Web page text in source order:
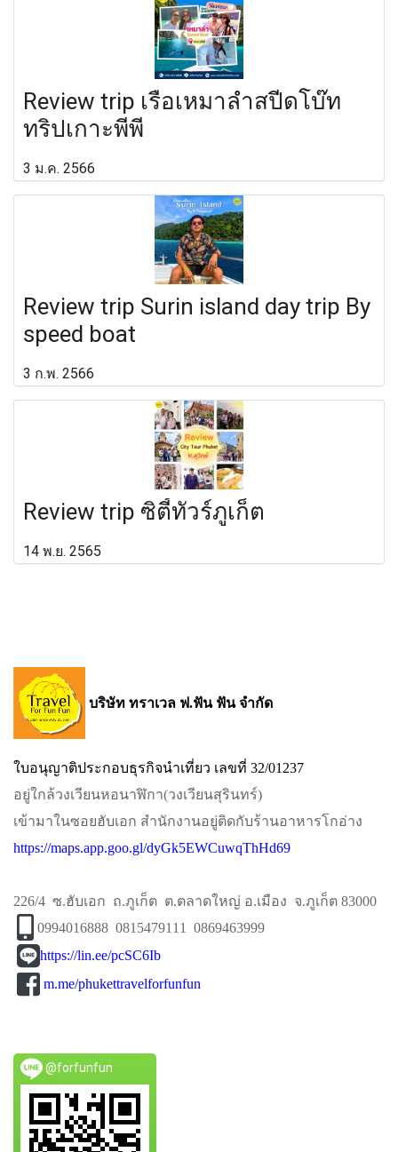
Review trip เรือเหมาลำสปีดโบ๊ท
ทริปเกาะพีพี
3 ม.ค. 2566
Review trip Surin island day trip By
speed boat
3 ก.พ. 2566
Review trip ซิตี้ทัวร์ภูเก็ต
14 พ.ย. 2565
บริษัท ทราเวล ฟ.ฟัน ฟัน จำกัด
ใบอนุญาติประกอบธุรกิจนำเที่ยว เลขที่ 32/01237
อยู่ใกล้วงเวียนหอนาฬิกา​(วงเวียนสุรินทร์)​
เข้ามาในซอยฮับเอก​ สำนักงานอยู่ติดกับร้านอาหารโกอ่าง
https://maps.app.goo.gl/dyGk5EWCuwqThHd69
226/4 ซ.ฮับเอก ถ.ภูเก็ต ต.ตลาดใหญ่ อ.เมือง จ.ภูเก็ต 83000
0994016888 0815479111 0869463999
https://lin.ee/pcSC6Ib
m.me/phukettravelforfunfun
@forfunfun